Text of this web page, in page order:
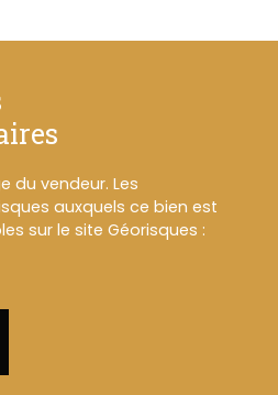
du vendeur. Les
auxquels ce bien est
sur le site Géorisques :